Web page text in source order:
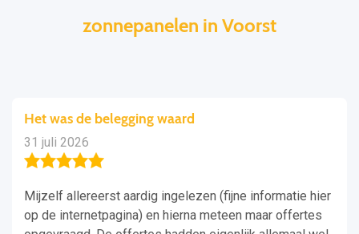
zonnepanelen in Voorst
Het was de belegging waard
31 juli 2026
Mijzelf allereerst aardig ingelezen (fijne informatie hier
op de internetpagina) en hierna meteen maar offertes